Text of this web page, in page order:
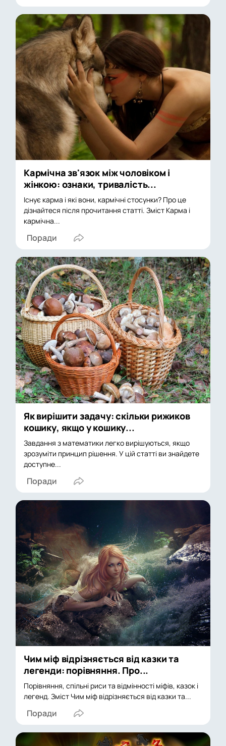
Кармічна зв'язок між чоловіком і
жінкою: ознаки, тривалість...
Існує карма і які вони, кармічні стосунки? Про це
дізнайтеся після прочитання статті. Зміст Карма і
кармічна...
Поради
Як вирішити задачу: скільки рижиков
кошику, якщо у кошику...
Завдання з математики легко вирішуються, якщо
зрозуміти принцип рішення. У цій статті ви знайдете
доступне...
Поради
Чим міф відрізняється від казки та
легенди: порівняння. Про...
Порівняння, спільні риси та відмінності міфів, казок і
легенд. Зміст Чим міф відрізняється від казки та...
Поради